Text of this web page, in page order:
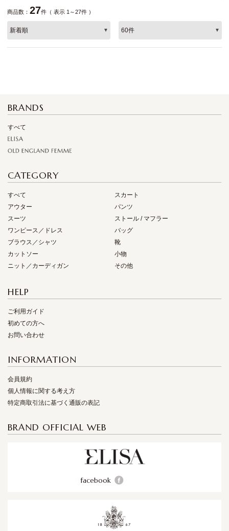
商品数： 27件（ 表示 1～27件 ）
BRANDS
すべて
CATEGORY
すべて
アウター
スーツ
ワンピース／ドレス
ブラウス／シャツ
カットソー
ニット／カーディガン
スカート
パンツ
ストール / マフラー
バッグ
靴
小物
その他
HELP
ご利用ガイド
初めての方へ
お問い合わせ
INFORMATION
会員規約
個人情報に関する考え方
特定商取引法に基づく通販の表記
BRAND OFFICIAL WEB
facebook